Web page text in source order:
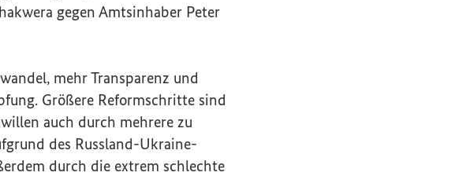
gegen Amtsinhaber Peter
mehr Transparenz und
Größere Reformschritte sind
auch durch mehrere zu
des Russland-Ukraine-
durch die extrem schlechte